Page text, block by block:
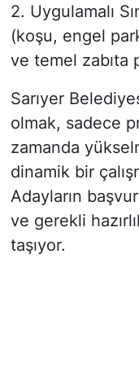
2. Uygulamalı
(koşu, engel
ve temel zabıta
Sarıyer
olmak, sadece
zamanda
dinamik bir
Adayların
ve gerekli
taşıyor.